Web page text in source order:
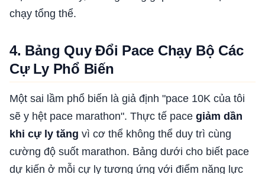
chạy tổng thể.
4. Bảng Quy Đổi Pace Chạy Bộ Các
Cự Ly Phổ Biến
Một sai lầm phổ biến là giả định "pace 10K của tôi
sẽ y hệt pace marathon". Thực tế pace giảm dần
khi cự ly tăng vì cơ thể không thể duy trì cùng
cường độ suốt marathon. Bảng dưới cho biết pace
dự kiến ở mỗi cự ly tương ứng với điểm năng lực